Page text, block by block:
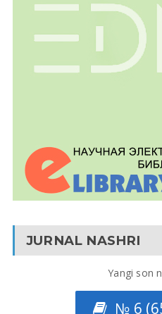
JURNAL NASHRI
Yangi son
№ 6